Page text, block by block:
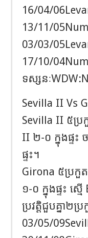
16/04/
13/11/
03/03/
17/10/
ទស្សនៈ
Sevilla II Vs
Sevilla II ៥ប្
II ២-០ ក្នុងផ្ទះ
ផ្ទះ។
Girona ៥ប្រ
១-០ ក្នុងផ្ទះ ស្
ប្រវត្តិជួបគ្នា២ប្
03/05/